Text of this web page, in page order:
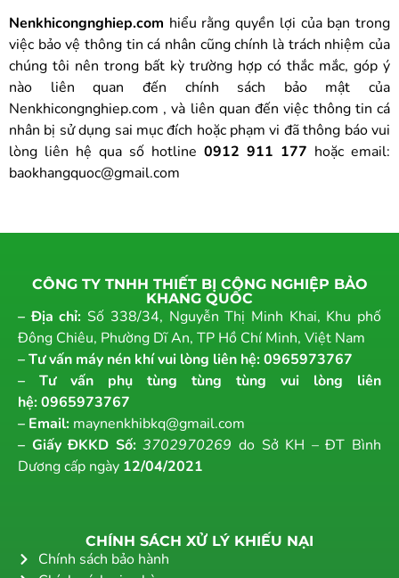
Nenkhicongnghiep.com hiểu rằng quyền lợi của bạn trong
việc bảo vệ thông tin cá nhân cũng chính là trách nhiệm của
chúng tôi nên trong bất kỳ trường hợp có thắc mắc, góp ý
nào liên quan đến chính sách bảo mật của
Nenkhicongnghiep.com , và liên quan đến việc thông tin cá
nhân bị sử dụng sai mục đích hoặc phạm vi đã thông báo vui
lòng liên hệ qua số hotline 0912 911 177 hoặc email:
baokhangquoc@gmail.com
CÔNG TY TNHH THIẾT BỊ CÔNG NGHIỆP BẢO
KHANG QUỐC
– Địa chỉ:Số 338/34, Nguyễn Thị Minh Khai, Khu phố
Đông Chiêu, Phường Dĩ An, TP Hồ Chí Minh, Việt Nam
– Tư vấn máy nén khí vui lòng liên hệ:0965973767
– Tư vấn phụ tùng tùng tùng vui lòng liên
hệ:0965973767
– Email: maynenkhibkq@gmail.com
– Giấy ĐKKD Số:3702970269 do Sở KH – ĐT Bình
Dương cấp ngày 12/04/2021
CHÍNH SÁCH XỬ LÝ KHIẾU NẠI
Chính sách bảo hành